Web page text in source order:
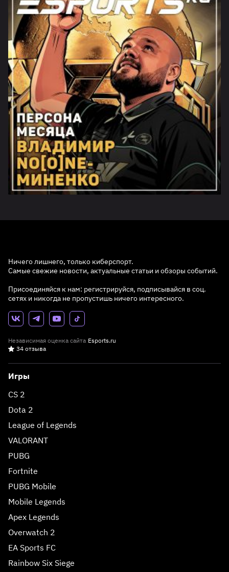
Ничего лишнего, только киберспорт.
Самые свежие новости, актуальные статьи и обзоры событий.
Присоединяйся к нам: регистрируйся, подписывайся в соц.
сетях и никогда не пропустишь ничего интересного.
Независимая оценка сайта Esports.ru
34 отзыва
Игры
CS 2
Dota 2
League of Legends
VALORANT
PUBG
Fortnite
PUBG Mobile
Mobile Legends
Apex Legends
Overwatch 2
EA Sports FC
Rainbow Six Siege